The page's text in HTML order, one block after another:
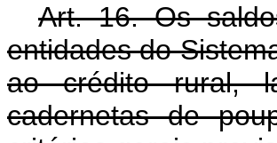
Art. 16. Os
entidades do
ao crédito rural,
cadernetas de